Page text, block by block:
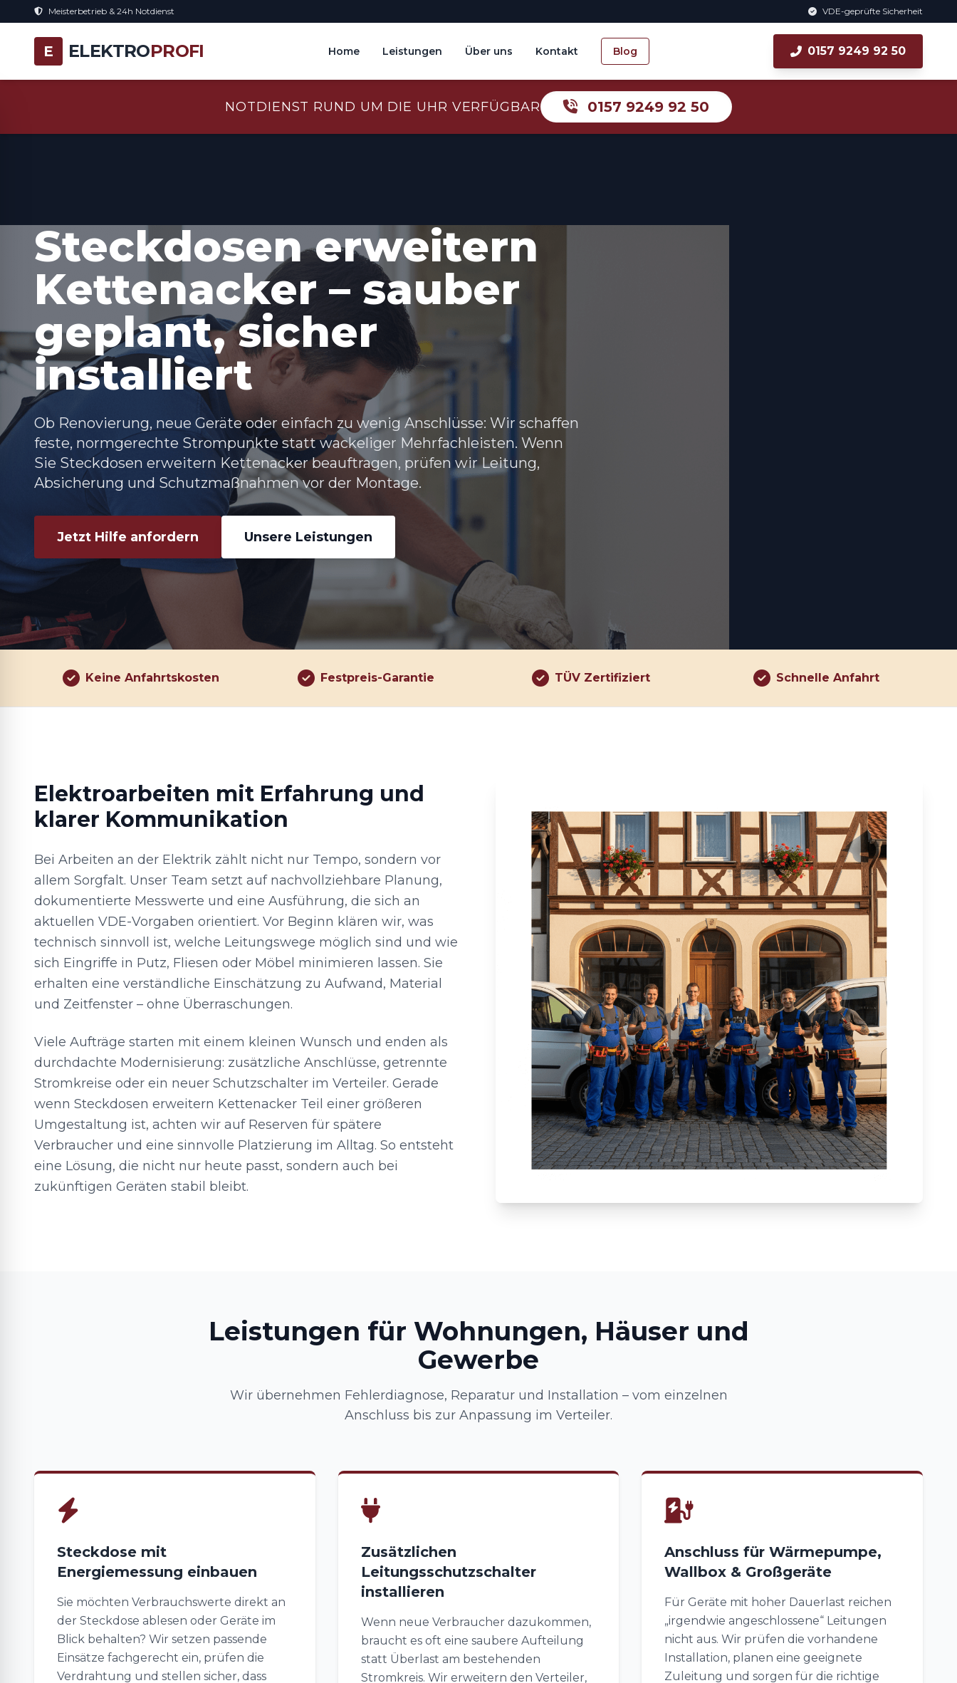
Meisterbetrieb & 24h Notdienst VDE-geprüfte Sicherheit
E ELEKTROPROFI Home Leistungen Über uns Kontakt Blog 0157 9249 92 50
NOTDIENST RUND UM DIE UHR VERFÜGBAR 0157 9249 92 50
Steckdosen erweitern
Kettenacker – sauber
geplant, sicher
installiert
Ob Renovierung, neue Geräte oder einfach zu wenig Anschlüsse: Wir schaffen
feste, normgerechte Strompunkte statt wackeliger Mehrfachleisten. Wenn
Sie Steckdosen erweitern Kettenacker beauftragen, prüfen wir Leitung,
Absicherung und Schutzmaßnahmen vor der Montage.
Jetzt Hilfe anfordern Unsere Leistungen
Keine Anfahrtskosten Festpreis-Garantie TÜV Zertifiziert Schnelle Anfahrt
Elektroarbeiten mit Erfahrung und
klarer Kommunikation
Bei Arbeiten an der Elektrik zählt nicht nur Tempo, sondern vor
allem Sorgfalt. Unser Team setzt auf nachvollziehbare Planung,
dokumentierte Messwerte und eine Ausführung, die sich an
aktuellen VDE-Vorgaben orientiert. Vor Beginn klären wir, was
technisch sinnvoll ist, welche Leitungswege möglich sind und wie
sich Eingriffe in Putz, Fliesen oder Möbel minimieren lassen. Sie
erhalten eine verständliche Einschätzung zu Aufwand, Material
und Zeitfenster – ohne Überraschungen.
Viele Aufträge starten mit einem kleinen Wunsch und enden als
durchdachte Modernisierung: zusätzliche Anschlüsse, getrennte
Stromkreise oder ein neuer Schutzschalter im Verteiler. Gerade
wenn Steckdosen erweitern Kettenacker Teil einer größeren
Umgestaltung ist, achten wir auf Reserven für spätere
Verbraucher und eine sinnvolle Platzierung im Alltag. So entsteht
eine Lösung, die nicht nur heute passt, sondern auch bei
zukünftigen Geräten stabil bleibt.
Leistungen für Wohnungen, Häuser und
Gewerbe
Wir übernehmen Fehlerdiagnose, Reparatur und Installation – vom einzelnen
Anschluss bis zur Anpassung im Verteiler.
Steckdose mit
Energiemessung einbauen
Sie möchten Verbrauchswerte direkt an
der Steckdose ablesen oder Geräte im
Blick behalten? Wir setzen passende
Einsätze fachgerecht ein, prüfen die
Verdrahtung und stellen sicher, dass
Zusätzlichen
Leitungsschutzschalter
installieren
Wenn neue Verbraucher dazukommen,
braucht es oft eine saubere Aufteilung
statt Überlast am bestehenden
Stromkreis. Wir erweitern den Verteiler,
Anschluss für Wärmepumpe,
Wallbox & Großgeräte
Für Geräte mit hoher Dauerlast reichen
„irgendwie angeschlossene“ Leitungen
nicht aus. Wir prüfen die vorhandene
Installation, planen eine geeignete
Zuleitung und sorgen für die richtige